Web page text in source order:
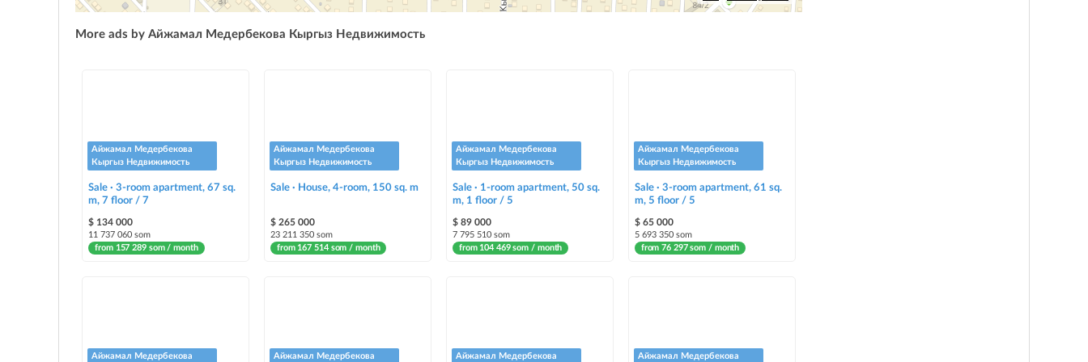
More ads by Айжамал Медербекова Кыргыз Недвижимость
Айжамал Медербекова
Кыргыз Недвижимость
Sale · 3-room apartment, 67 sq.
m, 7 floor / 7
$ 134 000
11 737 060 som
from 157 289 som / month
Айжамал Медербекова
Кыргыз Недвижимость
Sale · House, 4-room, 150 sq. m
$ 265 000
23 211 350 som
from 167 514 som / month
Айжамал Медербекова
Кыргыз Недвижимость
Sale · 1-room apartment, 50 sq.
m, 1 floor / 5
$ 89 000
7 795 510 som
from 104 469 som / month
Айжамал Медербекова
Кыргыз Недвижимость
Sale · 3-room apartment, 61 sq.
m, 5 floor / 5
$ 65 000
5 693 350 som
from 76 297 som / month
Айжамал Медербекова Айжамал Медербекова Айжамал Медербекова Айжамал Медербекова